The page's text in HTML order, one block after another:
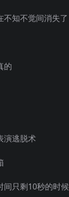
不知不觉间消失了
的
演逃脱术
间只剩10秒的时候